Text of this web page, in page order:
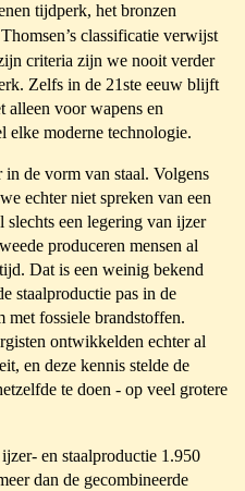
tijdperk, het bronzen
Thomsen’s classificatie verwijst
criteria zijn we nooit verder
Zelfs in de 21ste eeuw blijft
alleen voor wapens en
moderne technologie.
de vorm van staal. Volgens
echter niet spreken van een
slechts een legering van ijzer
produceren mensen al
Dat is een weinig bekend
staalproductie pas in de
met fossiele brandstoffen.
ontwikkelden echter al
en deze kennis stelde de
te doen - op veel grotere
en staalproductie 1.950
dan de gecombineerde